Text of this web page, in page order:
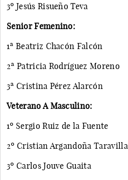
3º Jesús Risueño Teva
Senior Femenino:
1ª Beatriz Chacón Falcón
2ª Patricia Rodríguez Moreno
3ª Cristina Pérez Alarcón
Veterano A Masculino:
1º Sergio Ruiz de la Fuente
2º Cristian Argandoña Taravilla
3º Carlos Jouve Guaita